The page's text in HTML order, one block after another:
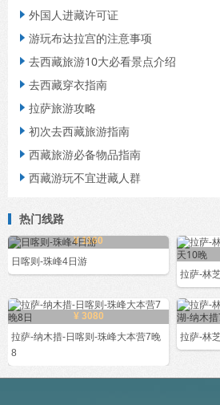
 外国人进藏许可证
 游玩布达拉宫的注意事项
 去西藏旅游10大必看景点介绍
 去西藏穿衣指南
 拉萨旅游攻略
 初次去西藏旅游指南
 西藏旅游必备物品指南
 西藏游玩不宜进藏人群
热门线路
¥ 1160
日喀则-珠峰4日游
拉萨-林
¥ 3080
拉萨-纳木措-日喀则-珠峰大本营7晚
8
拉萨-林